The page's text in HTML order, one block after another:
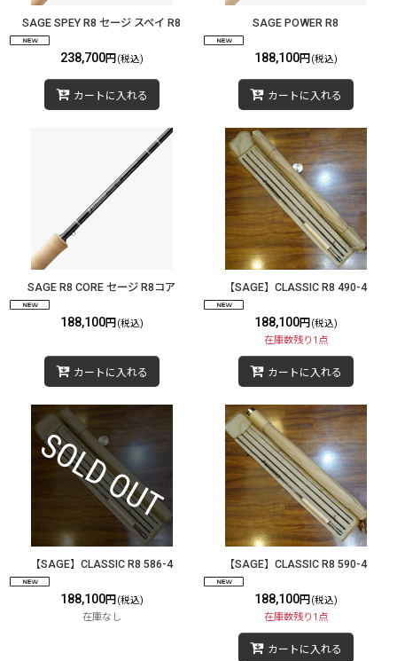
SAGE SPEY R8 セージ スペイ R8
238,700円 (税込)
カートに入れる
SAGE POWER R8
188,100円 (税込)
カートに入れる
SAGE R8 CORE セージ R8コア
188,100円 (税込)
カートに入れる
【SAGE】CLASSIC R8 490-4
188,100円 (税込)
在庫数残り1点
カートに入れる
【SAGE】CLASSIC R8 586-4
188,100円 (税込)
在庫なし
【SAGE】CLASSIC R8 590-4
188,100円 (税込)
在庫数残り1点
カートに入れる